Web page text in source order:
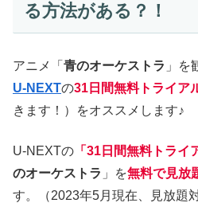
る方法がある？！
アニメ「 青のオーケストラ 」を
U-NEXTの31日間無料トライア
きます！）をオススメします♪
U-NEXTの 「31日間無料トライ
のオーケストラ 」を無料で見放
す。（2023年5月現在、見放題